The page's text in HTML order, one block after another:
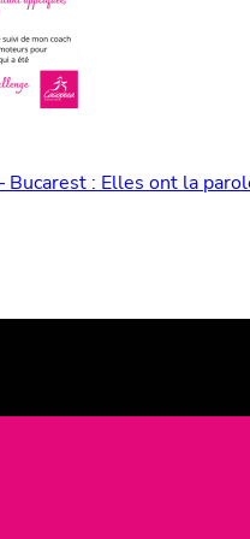
Bucarest : Elles ont la